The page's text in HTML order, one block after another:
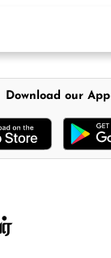
Download our App